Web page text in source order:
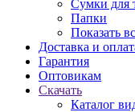
Сумки для
Папки
Показать
Доставка и
Гарантия
Оптовикам
Скачать
Каталог